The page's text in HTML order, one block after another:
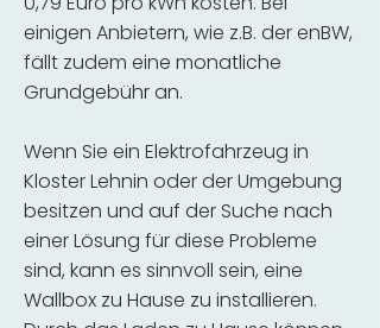
einigen Anbietern, wie z.B. der enBW,
fällt zudem eine monatliche
Grundgebühr an.
Wenn Sie ein Elektrofahrzeug in
Kloster Lehnin oder der Umgebung
besitzen und auf der Suche nach
einer Lösung für diese Probleme
sind, kann es sinnvoll sein, eine
Wallbox zu Hause zu installieren.